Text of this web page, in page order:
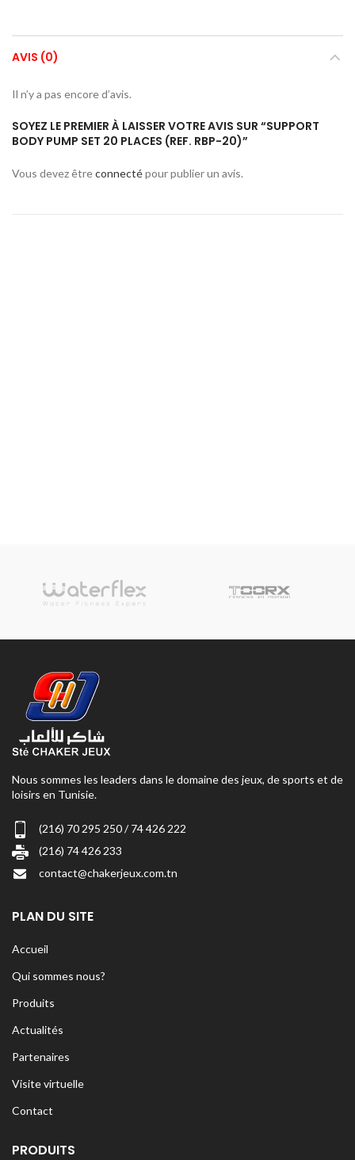
AVIS (0)
Il n’y a pas encore d’avis.
SOYEZ LE PREMIER À LAISSER VOTRE AVIS SUR “SUPPORT
BODY PUMP SET 20 PLACES (REF. RBP-20)”
Vous devez êtreconnectépour publier un avis.
Nous sommes les leaders dans le domaine des jeux, de sports et de
loisirs en Tunisie.
(216) 70 295 250 / 74 426 222
(216) 74 426 233
contact@chakerjeux.com.tn
PLAN DU SITE
Accueil
Qui sommes nous?
Produits
Actualités
Partenaires
Visite virtuelle
Contact
PRODUITS